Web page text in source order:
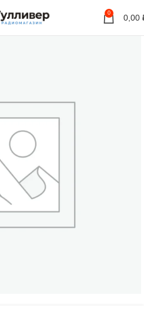
0 0,00